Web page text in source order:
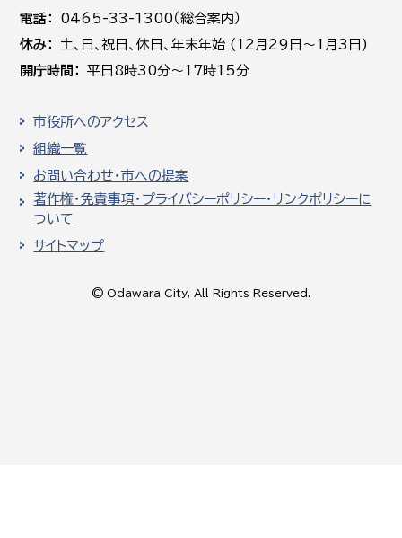
電話
0465-33-1300（総合案内）
休み
土､日､祝日、休日、年末年始 (12月29日～1月3日)
開庁時間
平日8時30分～17時15分
市役所へのアクセス
組織一覧
お問い合わせ・市への提案
著作権・免責事項・プライバシーポリシー・リンクポリシーに
ついて
サイトマップ
© Odawara City, All Rights Reserved.